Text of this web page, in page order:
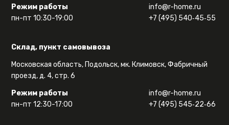
Режим работы
пн-пт 10:30-19:00
info@r-home.ru
+7 (495) 540‑45‑55
Склад, пункт самовывоза
Московская область, Подольск, мк. Климовск, Фабричный
проезд, д. 4, стр. 6
Режим работы
пн-пт 12:30-17:00
info@r-home.ru
+7 (495) 545‑22‑66